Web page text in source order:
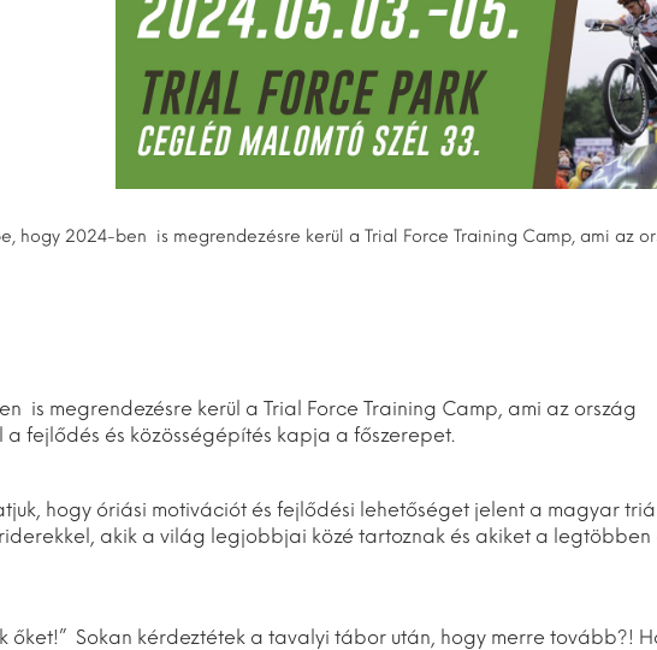
hogy 2024-ben is megrendezésre kerül a Trial Force Training Camp, ami az
is megrendezésre kerül a Trial Force Training Camp, ami az ország
fejlődés és közösségépítés kapja a főszerepet.
hogy óriási motivációt és fejlődési lehetőséget jelent a magyar
akik a világ legjobbjai közé tartoznak és akiket a legtöbben
őket!” Sokan kérdeztétek a tavalyi tábor után, hogy merre tovább?!